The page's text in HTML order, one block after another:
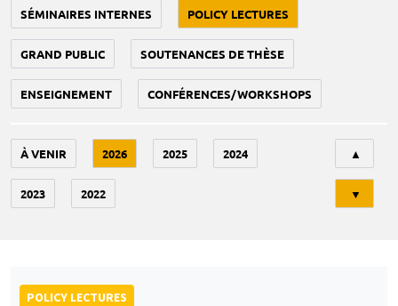
SÉMINAIRES INTERNES POLICY LECTURES
GRAND PUBLIC SOUTENANCES DE THÈSE
ENSEIGNEMENT CONFÉRENCES/WORKSHOPS
À VENIR 2026 2025 2024
2023 2022
▲
▼
POLICY LECTURES